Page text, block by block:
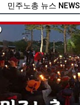
주노총 뉴스 NEWS